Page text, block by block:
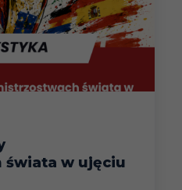
świata w ujęciu